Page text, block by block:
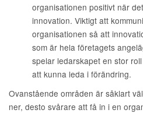
organisationen positivt när
innovation. Viktigt att
organisationen så att
som är hela företagets
spelar ledarskapet en stor
att kunna leda i förändring.
Ovanstående områden är såklart
ner, desto svårare att få in i en